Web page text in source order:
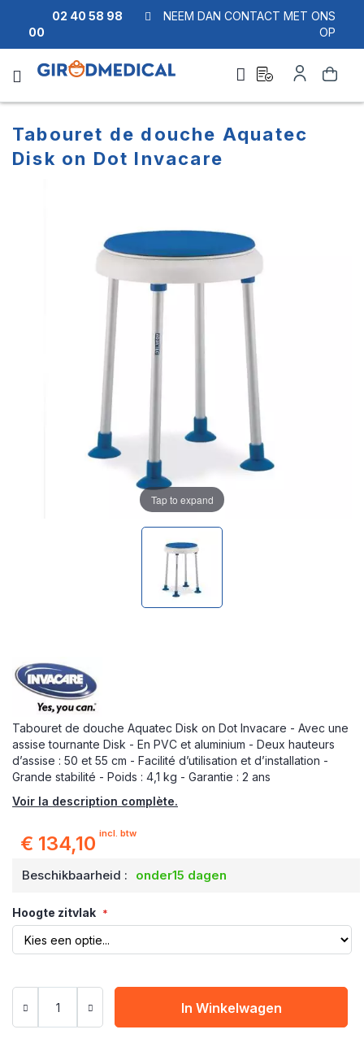
02 40 58 98
00
NEEM DAN CONTACT MET ONS
OP
Zoek
quote
Tabouret de douche Aquatec
Disk on Dot Invacare
Tabouret de douche Aquatec Disk on Dot Invacare - Avec une
assise tournante Disk - En PVC et aluminium - Deux hauteurs
d’assise : 50 et 55 cm - Facilité d’utilisation et d’installation -
Grande stabilité - Poids : 4,1 kg - Garantie : 2 ans
Voir la description complète.
€ 134,10 incl. btw
Beschikbaarheid : onder15 dagen
Hoogte zitvlak
In Winkelwagen
Tap to expand